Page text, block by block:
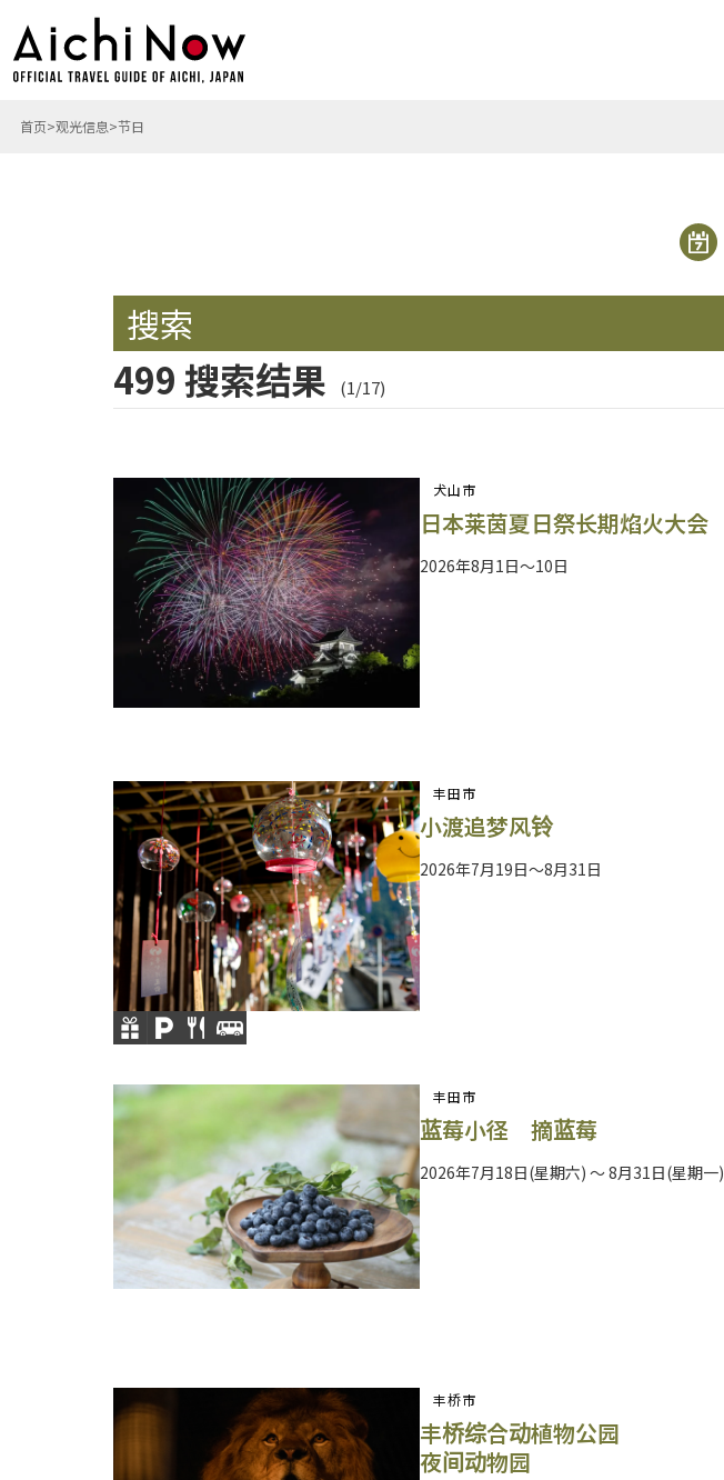
首页 观光信息 节日
搜索
499 搜索结果 (1/17)
犬山市
日本莱茵夏日祭长期焰火大会
2026年8月1日～10日
丰田市
小渡追梦风铃
2026年7月19日～8月31日
丰田市
蓝莓小径 摘蓝莓
2026年7月18日(星期六) ～ 8月31日(星期一)
丰桥市
丰桥综合动植物公园
夜间动物园